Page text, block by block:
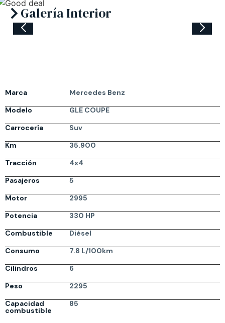
Galería Interior
Marca
Mercedes Benz
Modelo
GLE COUPE
Carrocería
Suv
Km
35.900
Tracción
4x4
Pasajeros
5
Motor
2995
Potencia
330 HP
Combustible
Diésel
Consumo
7.8 L/100km
Cilindros
6
Peso
2295
Capacidad
combustible
85